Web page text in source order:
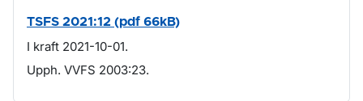
TSFS 2021:12 (pdf 66kB)
I kraft 2021-10-01.
Upph. VVFS 2003:23.